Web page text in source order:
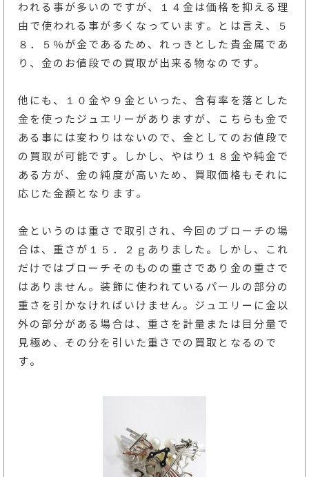
われる事が多いのですが、１４金は価格を抑える理
由で使われる事が多くなっています。とは言え、５
８．５％が金であるため、れっきとした貴金属であ
り、金のお値段での買取が出来る物なのです。
他にも、１０金や９金といった、含有率を落とした
金を使ったジュエリーがありますが、こちらも金で
ある事には変わりはないので、金としてのお値段で
の買取が可能です。しかし、やはり１８金や純金で
ある方が、金の純度が高いため、買取価格もそれに
応じた金額となります。
金というのは重さで取引され、今回のブローチの場
合は、重さが１５．２ｇありました。しかし、これ
だけではブローチそのものの重さであり金の重さで
はありません。装飾に使われているパールの部分の
重さを引かなければいけません。ジュエリーに金以
外の部分がある場合は、重さを計量または目分量で
見極め、その分を引いた重さでの買取となるので
す。